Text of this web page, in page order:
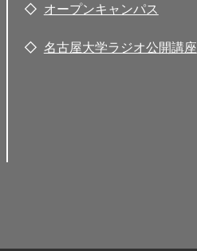
オープンキャンパス
名古屋大学ラジオ公開講座